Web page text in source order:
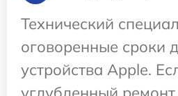
Технический
оговоренные сроки
устройства Apple.